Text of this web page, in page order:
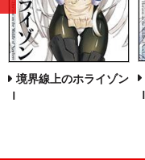
境界線上のホライゾン
Ｉ
前
へ